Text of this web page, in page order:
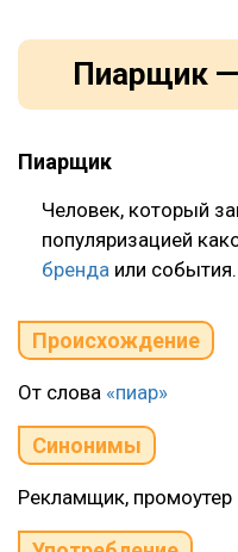
Пиарщик —
Пиарщик
Человек, который
популяризацией
бренда или события.
Происхождение
От слова «пиар»
Синонимы
Рекламщик, промоутер